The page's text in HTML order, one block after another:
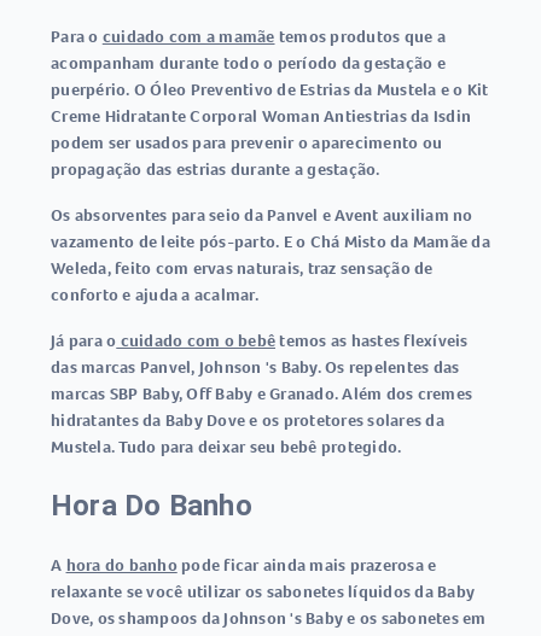
Para o cuidado com a mamãe temos produtos que a
acompanham durante todo o período da gestação e
puerpério. O Óleo Preventivo de Estrias da Mustela e o Kit
Creme Hidratante Corporal Woman Antiestrias da Isdin
podem ser usados para prevenir o aparecimento ou
propagação das estrias durante a gestação.
Os absorventes para seio da Panvel e Avent auxiliam no
vazamento de leite pós-parto. E o Chá Misto da Mamãe da
Weleda, feito com ervas naturais, traz sensação de
conforto e ajuda a acalmar.
Já para o cuidado com o bebêtemos as hastes flexíveis
das marcas Panvel, Johnson 's Baby. Os repelentes das
marcas SBP Baby, Off Baby e Granado. Além dos cremes
hidratantes da Baby Dove e os protetores solares da
Mustela. Tudo para deixar seu bebê protegido.
Hora Do Banho
A hora do banhopode ficar ainda mais prazerosa e
relaxante se você utilizar os sabonetes líquidos da Baby
Dove, os shampoos da Johnson 's Baby e os sabonetes em